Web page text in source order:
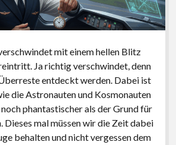
mit einem hellen Blitz
Ja richtig verschwindet, denn
entdeckt werden. Dabei ist
die Astronauten und Kosmonauten
phantastischer als der Grund für
Dieses mal müssen wir die Zeit dabei
behalten und nicht vergessen dem